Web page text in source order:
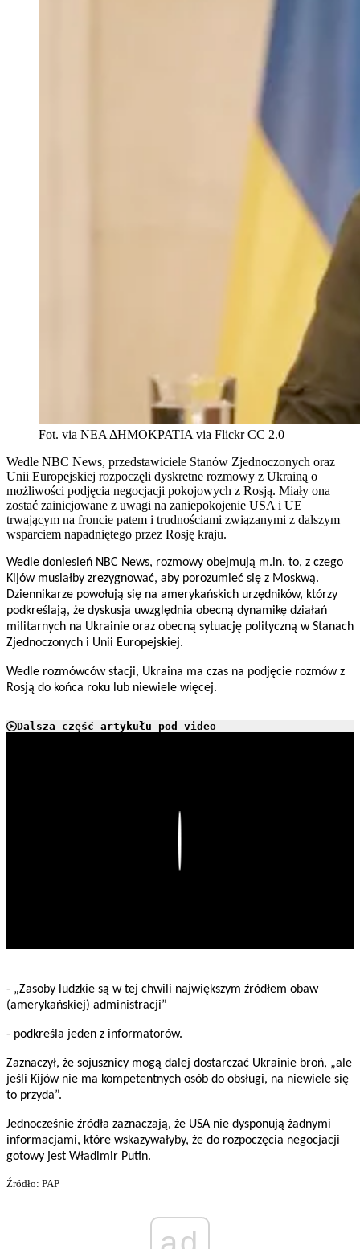
Fot. via ΝΕΑ ΔΗΜΟΚΡΑΤΙΑ via Flickr CC 2.0
Wedle NBC News, przedstawiciele Stanów Zjednoczonych oraz
Unii Europejskiej rozpoczęli dyskretne rozmowy z Ukrainą o
możliwości podjęcia negocjacji pokojowych z Rosją. Miały ona
zostać zainicjowane z uwagi na zaniepokojenie USA i UE
trwającym na froncie patem i trudnościami związanymi z dalszym
wsparciem napadniętego przez Rosję kraju.
Wedle doniesień NBC News, rozmowy obejmują m.in. to, z czego
Kijów musiałby zrezygnować, aby porozumieć się z Moskwą.
Dziennikarze powołują się na amerykańskich urzędników, którzy
podkreślają, że dyskusja uwzględnia obecną dynamikę działań
militarnych na Ukrainie oraz obecną sytuację polityczną w Stanach
Zjednoczonych i Unii Europejskiej.
Wedle rozmówców stacji, Ukraina ma czas na podjęcie rozmów z
Rosją do końca roku lub niewiele więcej.
Dalsza część artykułu pod video
- „Zasoby ludzkie są w tej chwili największym źródłem obaw
(amerykańskiej) administracji”
- podkreśla jeden z informatorów.
Zaznaczył, że sojusznicy mogą dalej dostarczać Ukrainie broń, „ale
jeśli Kijów nie ma kompetentnych osób do obsługi, na niewiele się
to przyda”.
Jednocześnie źródła zaznaczają, że USA nie dysponują żadnymi
informacjami, które wskazywałyby, że do rozpoczęcia negocjacji
gotowy jest Władimir Putin.
Źródło: PAP